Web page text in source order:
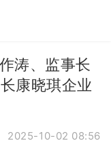
涛、监事长
康晓琪企业
2025-10-02 08:56